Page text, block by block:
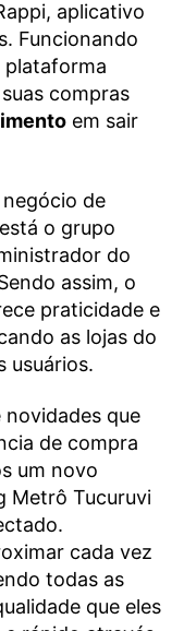
aplicativo
Funcionando
plataforma
compras
em sair
de
o grupo
do
assim, o
praticidade e
as lojas do
usuários.
novidades que
de compra
um novo
Metrô Tucuruvi
cada vez
todas as
que eles